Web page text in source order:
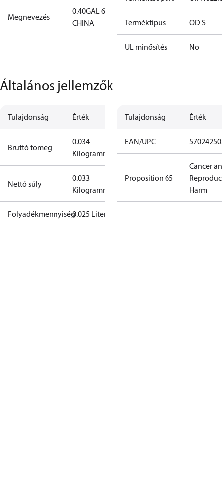
Megnevezés
0.40GAL 60S
CHINA
Terméktípus OD S
UL minősítés No
Általános jellemzők
Tulajdonság Érték
Bruttó tömeg
0.034
Kilogramm
Nettó súly
0.033
Kilogramm
Folyadékmennyiség0.025 Liter
Tulajdonság Érték
EAN/UPC
Proposition 65
Cancer
Harm